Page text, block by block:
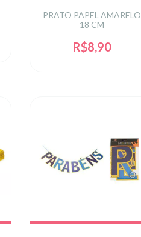
PRATO PAPEL AMARELO
18 CM
R$8,90